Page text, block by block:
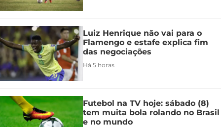
Luiz Henrique não vai para o
Flamengo e estafe explica fim
das negociações
Há 5 horas
Futebol na TV hoje: sábado (8)
tem muita bola rolando no Brasil
e no mundo